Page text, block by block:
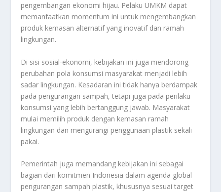
pengembangan ekonomi hijau. Pelaku UMKM dapat
memanfaatkan momentum ini untuk mengembangkan
produk kemasan alternatif yang inovatif dan ramah
lingkungan.
Di sisi sosial-ekonomi, kebijakan ini juga mendorong
perubahan pola konsumsi masyarakat menjadi lebih
sadar lingkungan. Kesadaran ini tidak hanya berdampak
pada pengurangan sampah, tetapi juga pada perilaku
konsumsi yang lebih bertanggung jawab. Masyarakat
mulai memilih produk dengan kemasan ramah
lingkungan dan mengurangi penggunaan plastik sekali
pakai.
Pemerintah juga memandang kebijakan ini sebagai
bagian dari komitmen Indonesia dalam agenda global
pengurangan sampah plastik, khususnya sesuai target